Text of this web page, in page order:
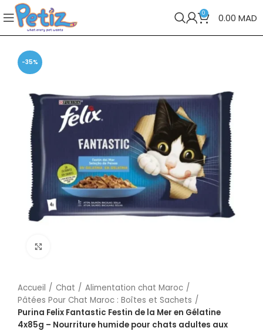
0 0.00 MAD
-35%
Accueil Chat
Alimentation chat Maroc
Pâtées Pour Chat Maroc : Boîtes et Sachets
Purina Felix Fantastic Festin de la Mer en Gélatine
4x85g – Nourriture humide pour chats adultes aux